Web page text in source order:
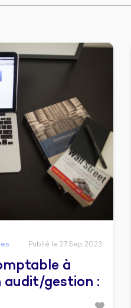
Publié le 27 Sep 2023
à
audit/gestion :